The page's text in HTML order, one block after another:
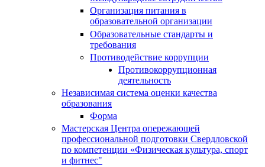
Организация питания в
образовательной организации
Образовательные стандарты и
требования
Противодействие коррупции
Противокоррупционная
деятельность
Независимая система оценки качества
образования
Форма
Мастерская Центра опережающей
профессиональной подготовки Свердловской
по компетенции «Физическая культура, спорт
и фитнес"